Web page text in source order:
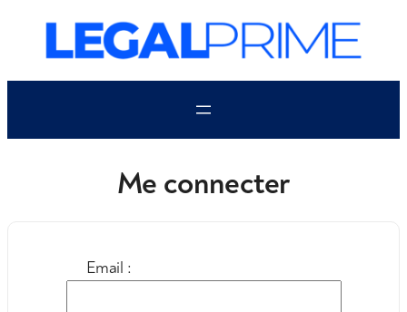
contenu
Me connecter
Email :